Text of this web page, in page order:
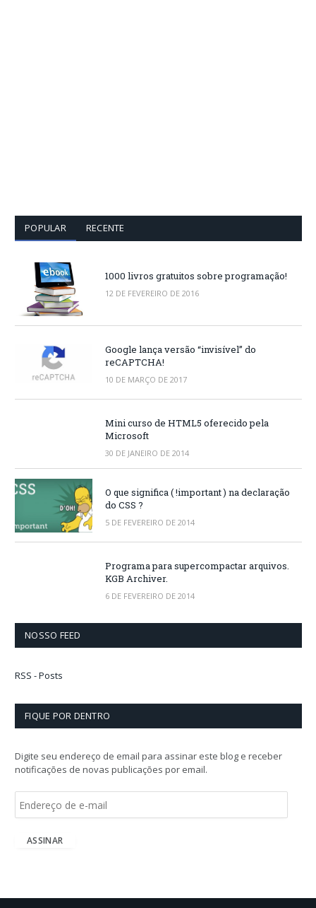
POPULAR RECENTE
1000 livros gratuitos sobre programação!
12 DE FEVEREIRO DE 2016
Google lança versão “invisível” do
reCAPTCHA!
10 DE MARÇO DE 2017
Mini curso de HTML5 oferecido pela
Microsoft
30 DE JANEIRO DE 2014
O que significa ( !important ) na declaração
do CSS ?
5 DE FEVEREIRO DE 2014
Programa para supercompactar arquivos.
KGB Archiver.
6 DE FEVEREIRO DE 2014
NOSSO FEED
RSS - Posts
FIQUE POR DENTRO
Digite seu endereço de email para assinar este blog e receber
notificações de novas publicações por email.
ASSINAR